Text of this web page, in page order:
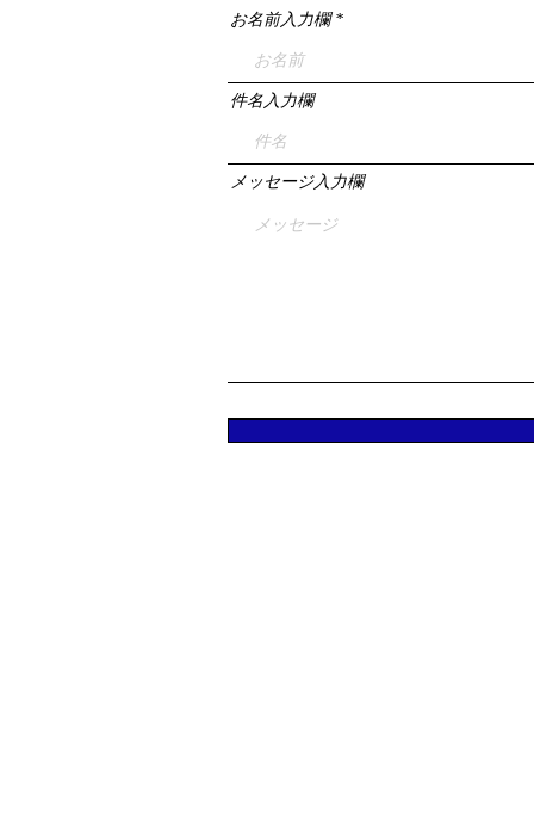
お名前入力欄
件名入力欄
メッセージ入力欄